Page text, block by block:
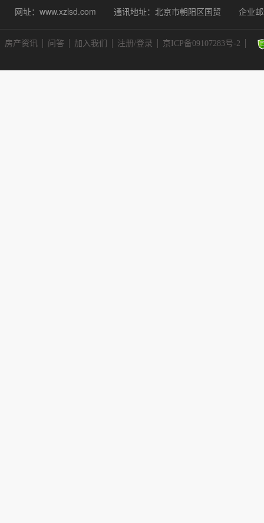
网址：www.xzlsd.com
通讯地址：北京市朝阳区国贸 企业
房产资讯 问答 加入我们 注册/登录 京ICP备09107283号-2